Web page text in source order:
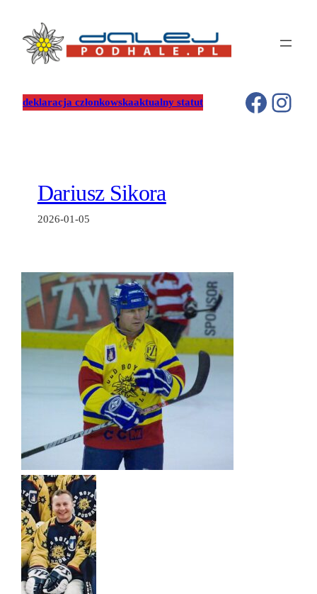
treści
deklaracja członkowskaaktualny statut
Dariusz Sikora
2026-01-05